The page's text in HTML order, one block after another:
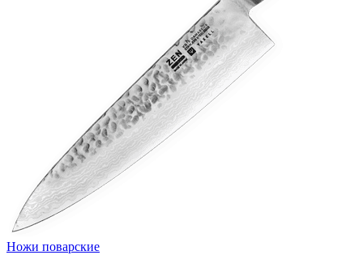
Ножи поварские